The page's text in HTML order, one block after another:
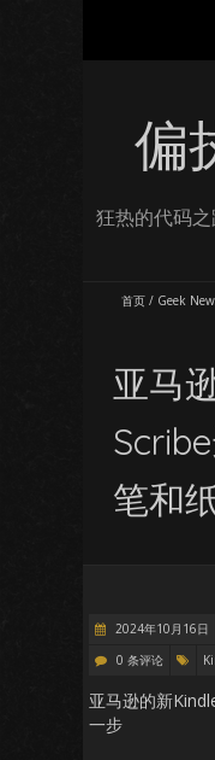
偏
狂热的代码
首页 / Geek
亚马
笔和
2024年10月16日
0 条评论
亚马逊的新
一步